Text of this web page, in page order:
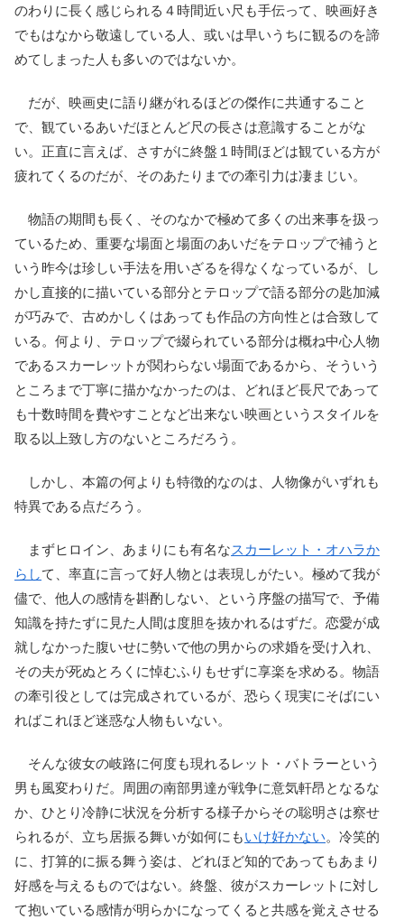
のわりに長く感じられる４時間近い尺も手伝って、映画好き
でもはなから敬遠している人、或いは早いうちに観るのを諦
めてしまった人も多いのではないか。
だが、映画史に語り継がれるほどの傑作に共通すること
で、観ているあいだほとんど尺の長さは意識することがな
い。正直に言えば、さすがに終盤１時間ほどは観ている方が
疲れてくるのだが、そのあたりまでの牽引力は凄まじい。
物語の期間も長く、そのなかで極めて多くの出来事を扱っ
ているため、重要な場面と場面のあいだをテロップで補うと
いう昨今は珍しい手法を用いざるを得なくなっているが、し
かし直接的に描いている部分とテロップで語る部分の匙加減
が巧みで、古めかしくはあっても作品の方向性とは合致して
いる。何より、テロップで綴られている部分は概ね中心人物
であるスカーレットが関わらない場面であるから、そういう
ところまで丁寧に描かなかったのは、どれほど長尺であって
も十数時間を費やすことなど出来ない映画というスタイルを
取る以上致し方のないところだろう。
しかし、本篇の何よりも特徴的なのは、人物像がいずれも
特異である点だろう。
まずヒロイン、あまりにも有名なスカーレット・オハラか
らして、率直に言って好人物とは表現しがたい。極めて我が
儘で、他人の感情を斟酌しない、という序盤の描写で、予備
知識を持たずに見た人間は度胆を抜かれるはずだ。恋愛が成
就しなかった腹いせに勢いで他の男からの求婚を受け入れ、
その夫が死ぬとろくに悼むふりもせずに享楽を求める。物語
の牽引役としては完成されているが、恐らく現実にそばにい
ればこれほど迷惑な人物もいない。
そんな彼女の岐路に何度も現れるレット・バトラーという
男も風変わりだ。周囲の南部男達が戦争に意気軒昂となるな
か、ひとり冷静に状況を分析する様子からその聡明さは察せ
られるが、立ち居振る舞いが如何にもいけ好かない。冷笑的
に、打算的に振る舞う姿は、どれほど知的であってもあまり
好感を与えるものではない。終盤、彼がスカーレットに対し
て抱いている感情が明らかになってくると共感を覚えさせる